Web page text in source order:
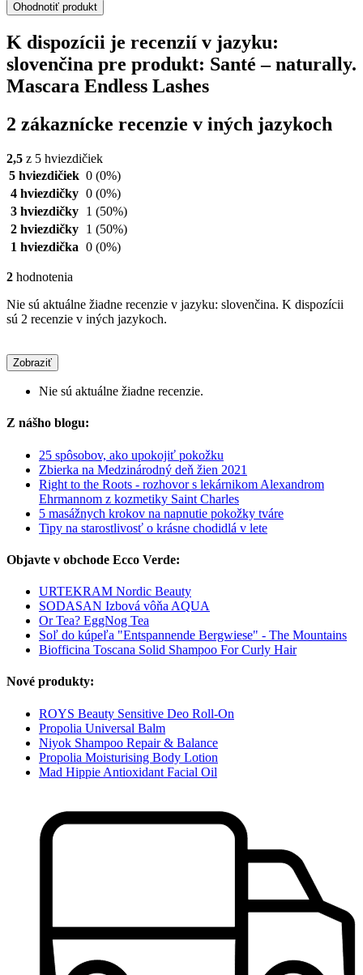
Ohodnotiť produkt
K dispozícii je recenzií v jazyku:
slovenčina pre produkt: Santé – naturally.
Mascara Endless Lashes
2 zákaznícke recenzie v iných jazykoch
2,5 z 5 hviezdičiek
5 hviezdičiek 0 (0%)
4 hviezdičky 0 (0%)
3 hviezdičky
1 (50%)
2 hviezdičky
1 (50%)
1 hviezdička 0 (0%)
2 hodnotenia
Nie sú aktuálne žiadne recenzie v jazyku: slovenčina. K dispozícii
sú 2 recenzie v iných jazykoch.
Zobraziť
Nie sú aktuálne žiadne recenzie.
Z nášho blogu:
25 spôsobov, ako upokojiť pokožku
Zbierka na Medzinárodný deň žien 2021
Right to the Roots - rozhovor s lekárnikom Alexandrom
Ehrmannom z kozmetiky Saint Charles
5 masážnych krokov na napnutie pokožky tváre
Tipy na starostlivosť o krásne chodidlá v lete
Objavte v obchode Ecco Verde:
URTEKRAM Nordic Beauty
SODASAN Izbová vôňa AQUA
Or Tea? EggNog Tea
Soľ do kúpeľa "Entspannende Bergwiese" - The Mountains
Biofficina Toscana Solid Shampoo For Curly Hair
Nové produkty:
ROYS Beauty Sensitive Deo Roll-On
Propolia Universal Balm
Niyok Shampoo Repair & Balance
Propolia Moisturising Body Lotion
Mad Hippie Antioxidant Facial Oil